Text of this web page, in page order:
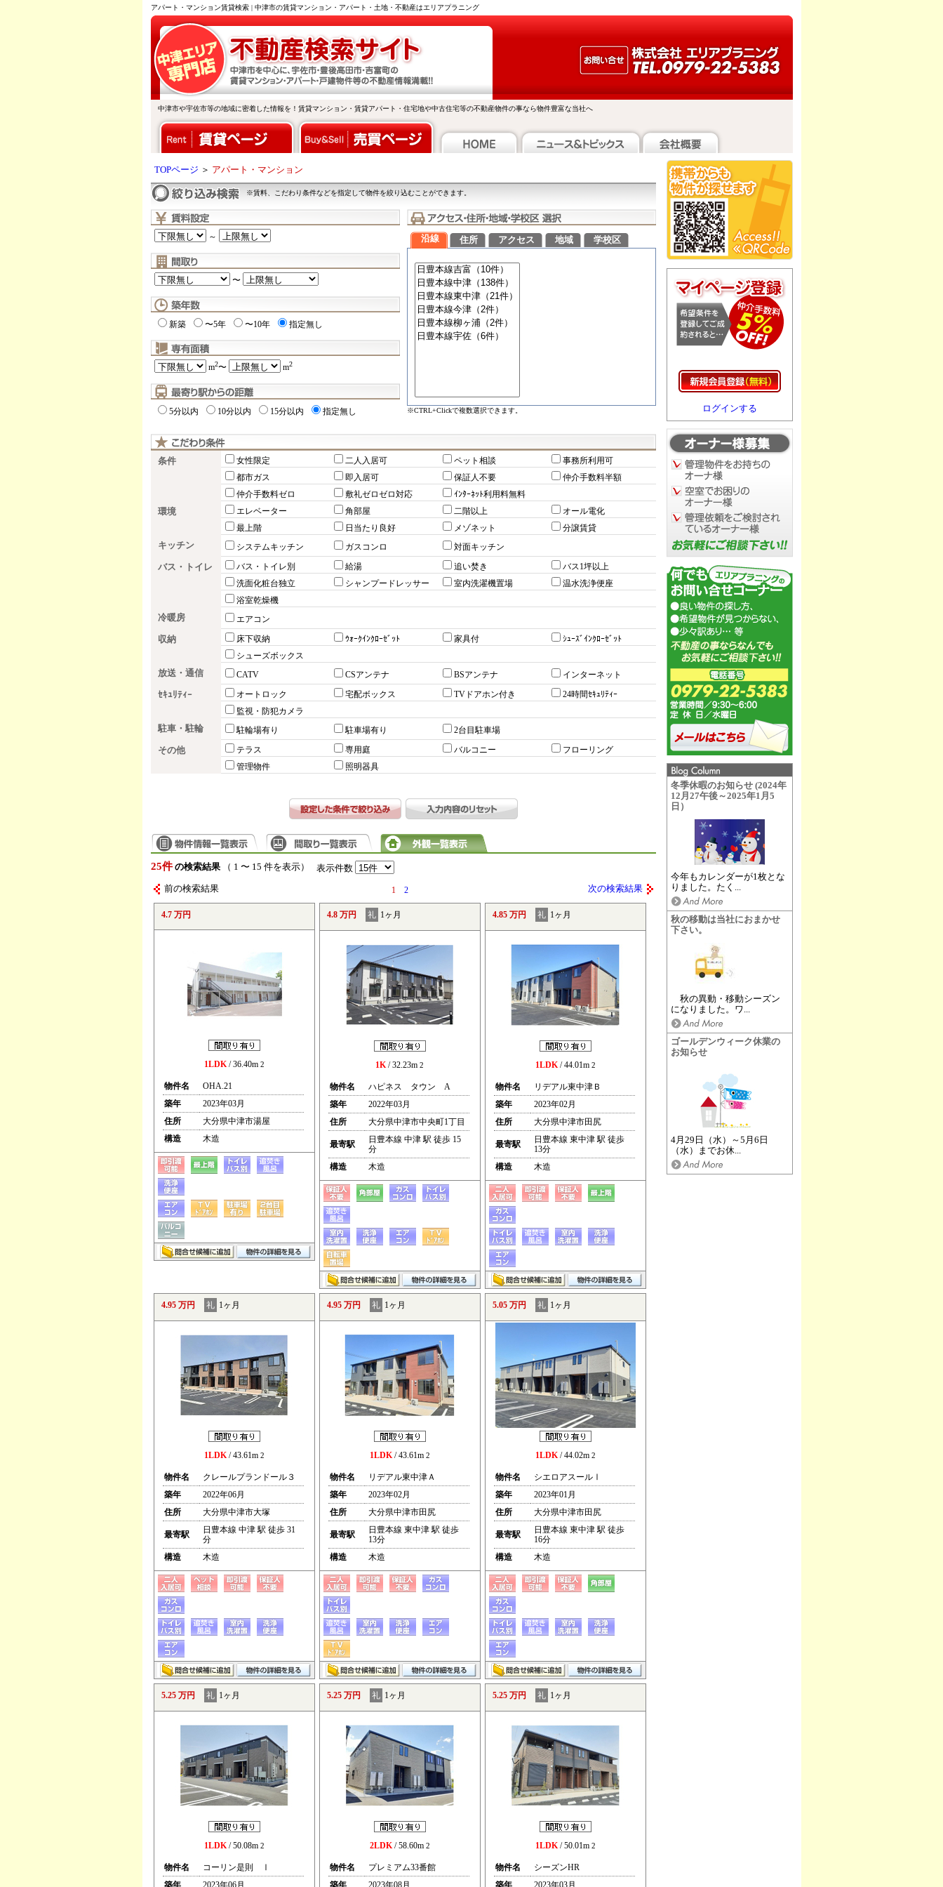
アパート・マンション賃貸検索 | 中津市の賃貸マンション・アパート・土地・不動産はエリアプラニング
中津市や宇佐市等の地域に密着した情報を！賃貸マンション・賃貸アパート・住宅地や中古住宅等の不動産物件の事なら物件豊富な当社へ
ログインする
冬季休暇のお知らせ (2024年
12月27午後～2025年1月5
日）
今年もカレンダーが1枚とな
りました。たく...
秋の移動は当社におまかせ
下さい。
秋の異動・移動シーズン
になりました。ワ...
ゴールデンウィーク休業の
お知らせ
4月29日（水）～5月6日
（水）までお休...
TOPページ ＞ アパート・マンション
※賃料、こだわり条件などを指定して物件を絞り込むことができます。
～
〜
新築 〜5年 〜10年 指定無し
m2〜 m2
5分以内 10分以内 15分以内 指定無し
沿線 住所 アクセス 地域 学校区
※CTRL+Clickで複数選択できます。
条件 女性限定 二人入居可 ペット相談
事務所利用可
都市ガス
即入居可 保証人不要
仲介手数料半額
仲介手数料ゼロ
敷礼ゼロゼロ対応 ｲﾝﾀｰﾈｯﾄ利用料無料
環境 エレベーター 角部屋 二階以上
オール電化
最上階
日当たり良好 メゾネット 分譲賃貸
キッチン システムキッチン ガスコンロ 対面キッチン
バス・トイレ バス・トイレ別 給湯 追い焚き
バス1坪以上
洗面化粧台独立
シャンプードレッサー 室内洗濯機置場
温水洗浄便座
浴室乾燥機
冷暖房 エアコン
収納 床下収納 ｳｫｰｸｲﾝｸﾛｰｾﾞｯﾄ 家具付
ｼｭｰｽﾞｲﾝｸﾛｰｾﾞｯﾄ
シューズボックス
放送・通信 CATV CSアンテナ BSアンテナ インターネット
ｾｷｭﾘﾃｨｰ オートロック 宅配ボックス TVドアホン付き
24時間ｾｷｭﾘﾃｨｰ
監視・防犯カメラ
駐車・駐輪 駐輪場有り 駐車場有り 2台目駐車場
その他 テラス 専用庭 バルコニー
フローリング
管理物件
照明器具
25件 の検索結果（ 1 〜 15 件を表示） 表示件数
前の検索結果 1 2 次の検索結果
4.7 万円
1LDK/ 36.40m 2
物件名
OHA.21
築年
2023年03月
住所
大分県中津市湯屋
構造
木造
4.8 万円 礼 1ヶ月
1K/ 32.23m 2
物件名
ハピネス タウン A
築年
2022年03月
住所
大分県中津市中央町1丁目
最寄駅
日豊本線 中津 駅 徒歩 15
分
構造
木造
4.85 万円 礼 1ヶ月
1LDK/ 44.01m 2
物件名
リデアル東中津Ｂ
築年
2023年02月
住所
大分県中津市田尻
最寄駅
日豊本線 東中津 駅 徒歩
13分
構造
木造
4.95 万円 礼 1ヶ月
1LDK/ 43.61m 2
物件名
クレールプランドール３
築年
2022年06月
住所
大分県中津市大塚
最寄駅
日豊本線 中津 駅 徒歩 31
分
構造
木造
4.95 万円 礼 1ヶ月
1LDK/ 43.61m 2
物件名
リデアル東中津Ａ
築年
2023年02月
住所
大分県中津市田尻
最寄駅
日豊本線 東中津 駅 徒歩
13分
構造
木造
5.05 万円 礼 1ヶ月
1LDK/ 44.02m 2
物件名
シエロアスールⅠ
築年
2023年01月
住所
大分県中津市田尻
最寄駅
日豊本線 東中津 駅 徒歩
16分
構造
木造
5.25 万円 礼 1ヶ月
1LDK/ 50.08m 2
物件名
コーリン是則 Ⅰ
5.25 万円 礼 1ヶ月
2LDK/ 58.60m 2
物件名
プレミアム33番館
5.25 万円 礼 1ヶ月
1LDK/ 50.01m 2
物件名
シーズンHR